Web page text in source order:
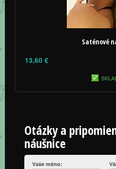
Saténové
13,60 €
Otázky a
náušnice
Vaše méno: